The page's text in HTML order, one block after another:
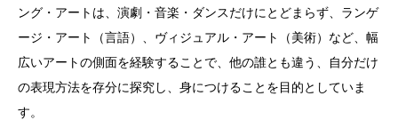
ング・アートは、演劇・音楽・ダンスだけにとどまらず、ランゲ
ージ・アート（言語）、ヴィジュアル・アート（美術）など、幅
広いアートの側面を経験することで、他の誰とも違う、自分だけ
の表現方法を存分に探究し、身につけることを目的としていま
す。